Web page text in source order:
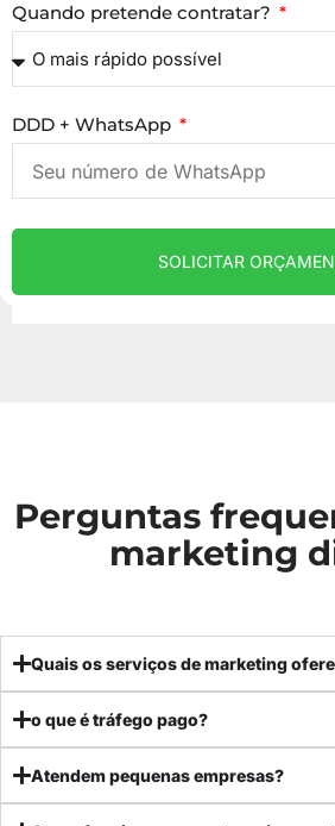
Quando pretende contratar?
DDD + WhatsApp
SOLICITAR
Perguntas
marketing
Quais os serviços de marketing
o que é tráfego pago?
Atendem pequenas empresas?